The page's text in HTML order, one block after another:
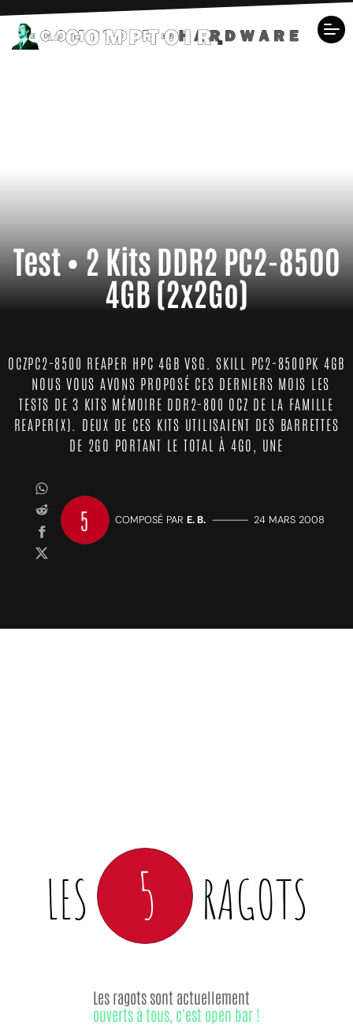
Test • 2 Kits DDR2 PC2-8500
4GB (2x2Go)
OCZPC2-8500 REAPER HPC 4GB VSG. SKILL PC2-8500PK 4GB
NOUS VOUS AVONS PROPOSÉ CES DERNIERS MOIS LES
TESTS DE 3 KITS MÉMOIRE DDR2-800 OCZ DE LA FAMILLE
REAPER(X). DEUX DE CES KITS UTILISAIENT DES BARRETTES
DE 2GO PORTANT LE TOTAL À 4GO, UNE
5 COMPOSÉ PAR E. B. ————— 24 MARS 2008
LES 5 RAGOTS
Les ragots sont actuellement
ouverts à tous, c'est open bar !